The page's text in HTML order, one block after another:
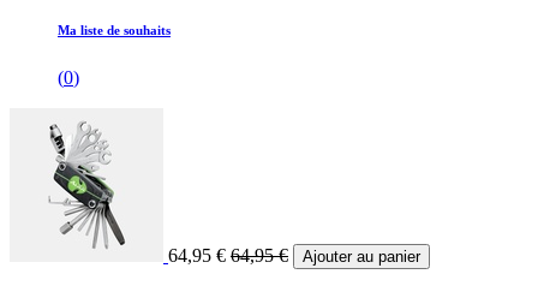
Ma liste de souhaits
(0)
64,95 € 64,95€ Ajouter au panier